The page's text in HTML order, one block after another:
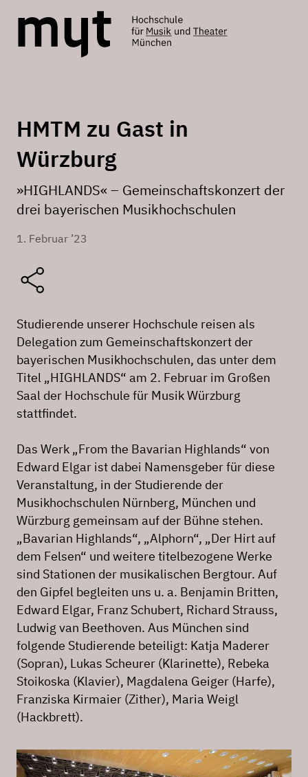
HMTM zu Gast in
Würzburg
»HIGHLANDS« – Gemeinschaftskonzert der
drei bayerischen Musikhochschulen
1. Februar ’23
Studierende unserer Hochschule reisen als
Delegation zum Gemeinschaftskonzert der
bayerischen Musikhochschulen, das unter dem
Titel „HIGHLANDS“ am 2. Februar im Großen
Saal der Hochschule für Musik Würzburg
stattfindet.
Das Werk „From the Bavarian Highlands“ von
Edward Elgar ist dabei Namensgeber für diese
Veranstaltung, in der Studierende der
Musikhochschulen Nürnberg, München und
Würzburg gemeinsam auf der Bühne stehen.
„Bavarian Highlands“, „Alphorn“, „Der Hirt auf
dem Felsen“ und weitere titelbezogene Werke
sind Stationen der musikalischen Bergtour. Auf
den Gipfel begleiten uns u. a. Benjamin Britten,
Edward Elgar, Franz Schubert, Richard Strauss,
Ludwig van Beethoven. Aus München sind
folgende Studierende beteiligt: Katja Maderer
(Sopran), Lukas Scheurer (Klarinette), Rebeka
Stoikoska (Klavier), Magdalena Geiger (Harfe),
Franziska Kirmaier (Zither), Maria Weigl
(Hackbrett).